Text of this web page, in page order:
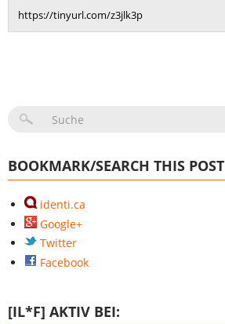
SUCHFORMULAR
BOOKMARK/SEARCH THIS POST
identi.ca
Google+
Twitter
Facebook
[IL*F] AKTIV BEI: